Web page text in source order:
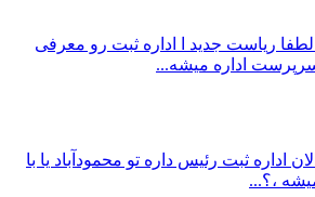
لطفا ریاست جدید ا اداره ثبت‌ رو معرفی
سرپرست اداره‌ میشه...
اداره ثبت رئیس داره تو محمودآباد یا با
،؟...